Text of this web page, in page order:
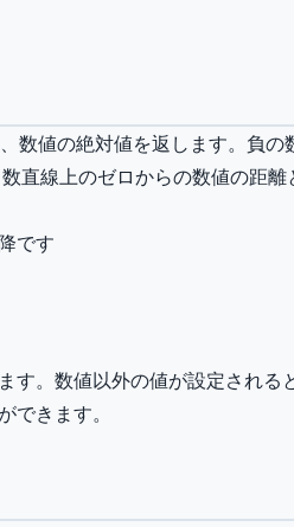
数値の絶対値を返します。負の
直線上のゼロからの数値の距離
です
す。数値以外の値が設定される
できます。